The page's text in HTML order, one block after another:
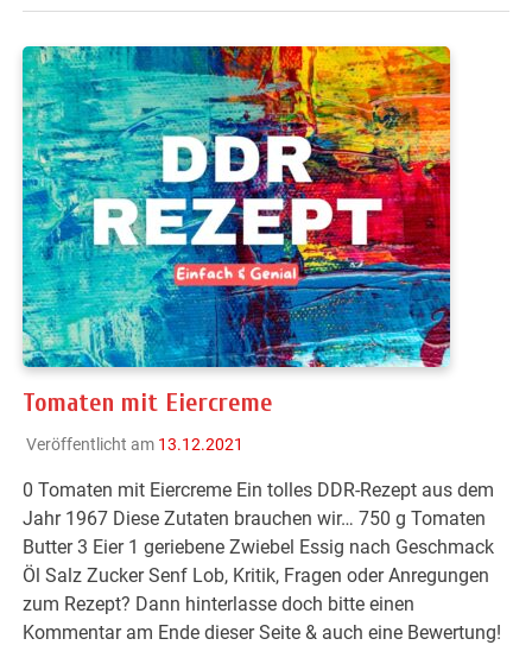
Tomaten mit Eiercreme
Veröffentlicht am 13.12.2021
0 Tomaten mit Eiercreme Ein tolles DDR-Rezept aus dem
Jahr 1967 Diese Zutaten brauchen wir… 750 g Tomaten
Butter 3 Eier 1 geriebene Zwiebel Essig nach Geschmack
Öl Salz Zucker Senf Lob, Kritik, Fragen oder Anregungen
zum Rezept? Dann hinterlasse doch bitte einen
Kommentar am Ende dieser Seite & auch eine Bewertung!